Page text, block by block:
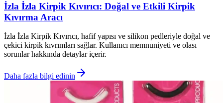
İzla İzla Kirpik Kıvırıcı: Doğal ve Etkili Kirpik
Kıvırma Aracı
İzla İzla Kirpik Kıvırıcı, hafif yapısı ve silikon pedleriyle doğal ve
çekici kirpik kıvrımları sağlar. Kullanıcı memnuniyeti ve olası
sorunlar hakkında detaylar içerir.
Daha fazla bilgi edinin